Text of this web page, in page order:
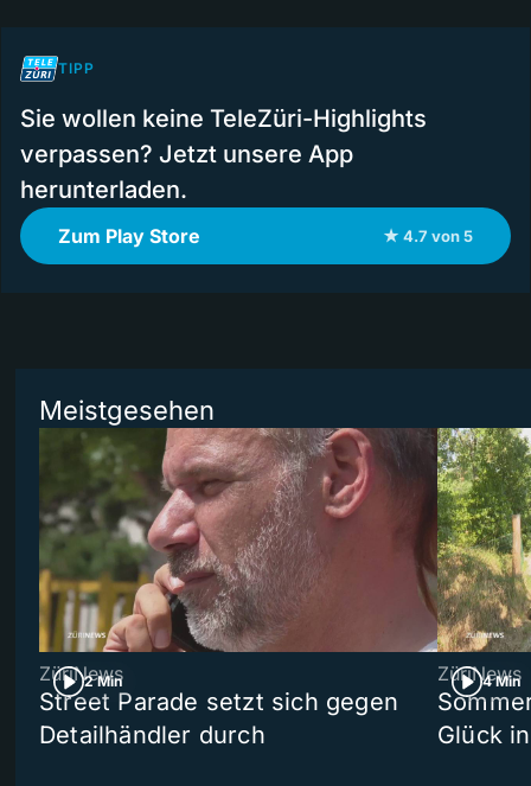
TIPP
Sie wollen keine TeleZüri-Highlights
verpassen? Jetzt unsere App
herunterladen.
Zum Play Store ★ 4.7 von 5
Meistgesehen
2 Min
ZüriNews
Street Parade setzt sich gegen
Detailhändler durch
4 Min
ZüriNews
Glück